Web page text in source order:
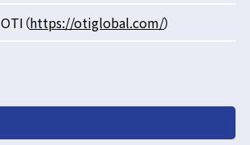
OTI（https://otiglobal.com/）